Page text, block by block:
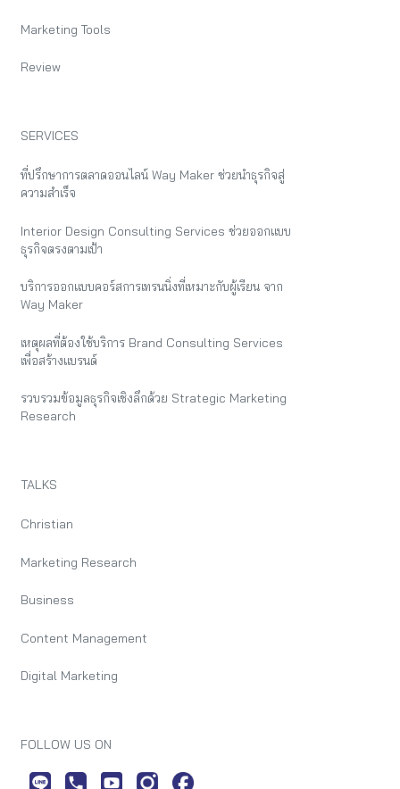
Marketing Tools
Review
SERVICES
ที่ปรึกษาการตลาดออนไลน์ Way Maker ช่วยนำธุรกิจสู่
ความสำเร็จ
Interior Design Consulting Services ช่วยออกแบบ
ธุรกิจตรงตามเป้า
บริการออกแบบคอร์สการเทรนนิ่งที่เหมาะกับผู้เรียน จาก
Way Maker
เหตุผลที่ต้องใช้บริการ Brand Consulting Services
เพื่อสร้างแบรนด์
รวบรวมข้อมูลธุรกิจเชิงลึกด้วย Strategic Marketing
Research
TALKS
Christian
Marketing Research
Business
Content Management
Digital Marketing
FOLLOW US ON